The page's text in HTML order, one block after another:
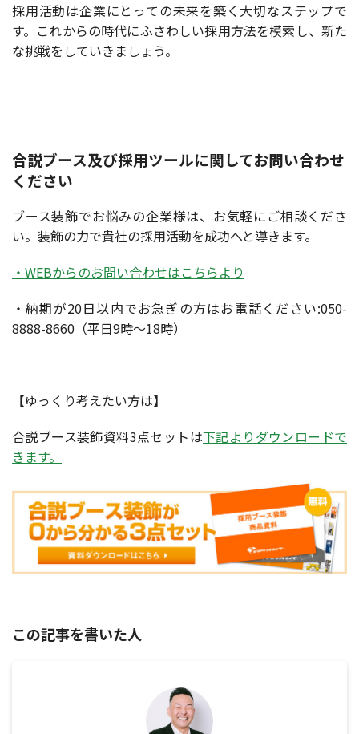
採用活動は企業にとっての未来を築く大切なステップで
す。これからの時代にふさわしい採用方法を模索し、新た
な挑戦をしていきましょう。
合説ブース及び採用ツールに関してお問い合わせ
ください
ブース装飾でお悩みの企業様は、お気軽にご相談くださ
い。装飾の力で貴社の採用活動を成功へと導きます。
・WEBからのお問い合わせはこちらより
・納期が20日以内でお急ぎの方はお電話ください:050-
8888-8660（平日9時～18時）
【ゆっくり考えたい方は】
合説ブース装飾資料3点セットは下記よりダウンロードで
きます。
この記事を書いた人